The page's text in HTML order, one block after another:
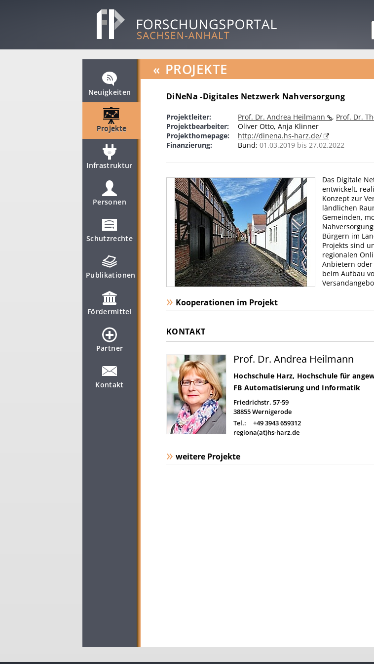
Neuigkeiten
Projekte
Infrastruktur
Personen
Schutzrechte
Publikationen
Fördermittel
Partner
Kontakt
« PROJEKTE
DiNeNa -Digitales Netzwerk Nahversorgung
Projektleiter: Prof. Dr. Andrea Heilmann , Prof. Dr.
Projektbearbeiter:
Oliver Otto, Anja Klinner
Projekthomepage:
http://dinena.hs-harz.de/
Finanzierung:
Bund; 01.03.2019 bis 27.02.2022
Das Digitale
entwickelt,
Konzept zur
ländlichen
Gemeinden,
Bürgern im
Projekts sind
regionalen
Anbietern
beim Aufbau
Kooperationen im Projekt
KONTAKT
Prof. Dr. Andrea Heilmann
Hochschule Harz, Hochschule für
FB Automatisierung und Informatik
Friedrichstr. 57-59
38855Wernigerode
Tel.:
+49 3943 659312
regiona(at)hs-harz.de
weitere Projekte